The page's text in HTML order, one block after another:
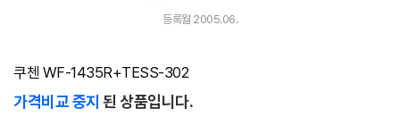
등록월 2005.06.
쿠첸 WF-1435R+TESS-302
가격비교 중지 된 상품입니다.